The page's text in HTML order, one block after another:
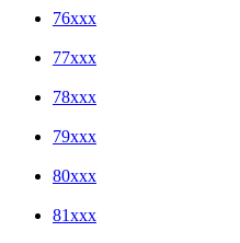
76xxx
77xxx
78xxx
79xxx
80xxx
81xxx